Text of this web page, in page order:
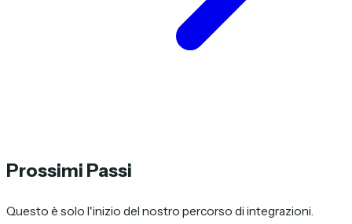
Prossimi Passi
Questo è solo l'inizio del nostro percorso di integrazioni.